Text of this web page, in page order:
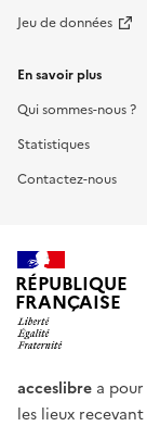
Jeu de données
En savoir plus
Qui sommes-nous ?
Statistiques
Contactez-nous
RÉPUBLIQUE
FRANÇAISE
acceslibre a
les lieux